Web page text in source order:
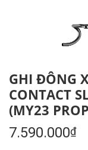
GHI ĐÔNG
CONTACT
(MY23
7.590.000₫